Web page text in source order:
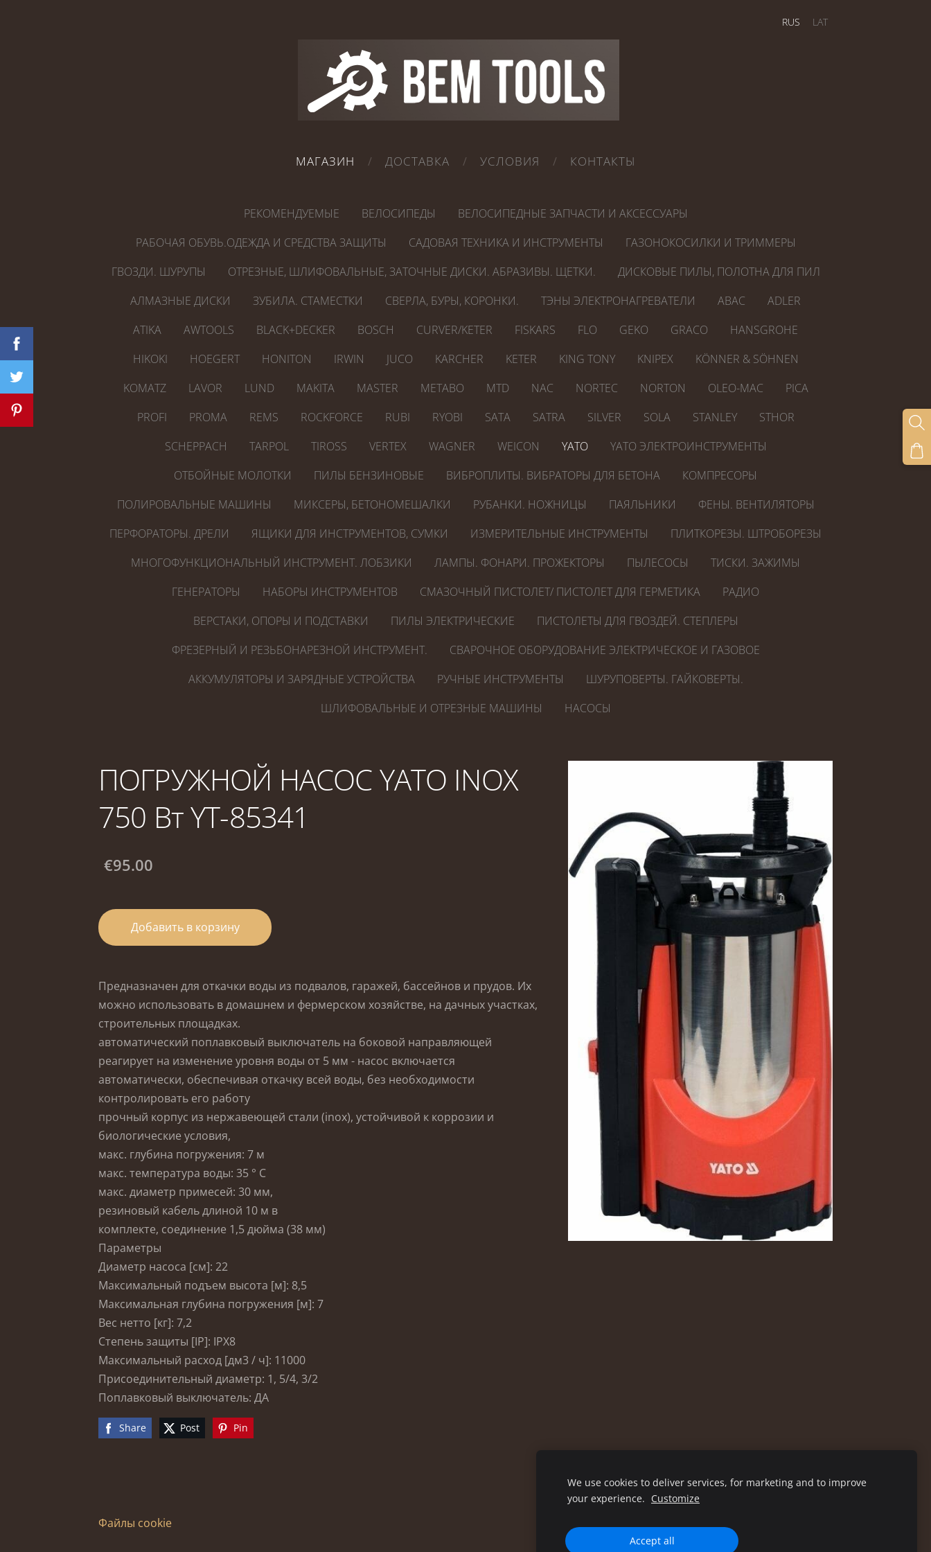
МАГАЗИН ДОСТАВКА УСЛОВИЯ КОНТАКТЫ
RUS LAT
РЕКОМЕНДУЕМЫЕ ВЕЛОСИПЕДЫ
ВЕЛОСИПЕДНЫЕ ЗАПЧАСТИ И АКСЕССУАРЫ
РАБОЧАЯ ОБУВЬ.ОДЕЖДА И СРЕДСТВА ЗАЩИТЫ
САДОВАЯ ТЕХНИКА И ИНСТРУМЕНТЫ
ГАЗОНОКОСИЛКИ И ТРИММЕРЫ
ГВОЗДИ. ШУРУПЫ
ОТРЕЗНЫЕ, ШЛИФОВАЛЬНЫЕ, ЗАТОЧНЫЕ ДИСКИ. АБРАЗИВЫ. ЩЕТКИ.
ДИСКОВЫЕ ПИЛЫ, ПОЛОТНА ДЛЯ ПИЛ
АЛМАЗНЫЕ ДИСКИ
ЗУБИЛА. СТАМЕСТКИ СВЕРЛА, БУРЫ, КОРОНКИ. ТЭНЫ ЭЛЕКТРОНАГРЕВАТЕЛИ ABAC
ADLER
ATIKA
AWTOOLS BLACK+DECKER BOSCH CURVER/KETER FISKARS FLO GEKO GRACO
HANSGROHE
HIKOKI
HOEGERT HONITON IRWIN JUCO KARCHER KETER KING TONY KNIPEX
KÖNNER & SÖHNEN
KOMATZ
LAVOR LUND MAKITA MASTER METABO MTD NAC NORTEC NORTON OLEO-MAC
PICA
PROFI
PROMA REMS ROCKFORCE RUBI RYOBI SATA SATRA SILVER SOLA STANLEY
STHOR
SCHEPPACH
TARPOL TIROSS VERTEX WAGNER WEICON YATO
YATO ЭЛЕКТРОИНСТРУМЕНТЫ
ОТБОЙНЫЕ МОЛОТКИ
ПИЛЫ БЕНЗИНОВЫЕ ВИБРОПЛИТЫ. ВИБРАТОРЫ ДЛЯ БЕТОНА
КОМПРЕСОРЫ
ПОЛИРОВАЛЬНЫЕ МАШИНЫ
МИКСЕРЫ, БЕТОНОМЕШАЛКИ РУБАНКИ. НОЖНИЦЫ ПАЯЛЬНИКИ
ФЕНЫ. ВЕНТИЛЯТОРЫ
ПЕРФОРАТОРЫ. ДРЕЛИ
ЯЩИКИ ДЛЯ ИНСТРУМЕНТОВ, СУМКИ ИЗМЕРИТЕЛЬНЫЕ ИНСТРУМЕНТЫ
ПЛИТКОРЕЗЫ. ШТРОБОРЕЗЫ
МНОГОФУНКЦИОНАЛЬНЫЙ ИНСТРУМЕНТ. ЛОБЗИКИ
ЛАМПЫ. ФОНАРИ. ПРОЖЕКТОРЫ ПЫЛЕСОСЫ
ТИСКИ. ЗАЖИМЫ
ГЕНЕРАТОРЫ
НАБОРЫ ИНСТРУМЕНТОВ СМАЗОЧНЫЙ ПИСТОЛЕТ/ ПИСТОЛЕТ ДЛЯ ГЕРМЕТИКА
РАДИО
ВЕРСТАКИ, ОПОРЫ И ПОДСТАВКИ
ПИЛЫ ЭЛЕКТРИЧЕСКИЕ
ПИСТОЛЕТЫ ДЛЯ ГВОЗДЕЙ. СТЕПЛЕРЫ
ФРЕЗЕРНЫЙ И РЕЗЬБОНАРЕЗНОЙ ИНСТРУМЕНТ.
СВАРОЧНОЕ ОБОРУДОВАНИЕ ЭЛЕКТРИЧЕСКОЕ И ГАЗОВОЕ
АККУМУЛЯТОРЫ И ЗАРЯДНЫЕ УСТРОЙСТВА
РУЧНЫЕ ИНСТРУМЕНТЫ
ШУРУПОВЕРТЫ. ГАЙКОВЕРТЫ.
ШЛИФОВАЛЬНЫЕ И ОТРЕЗНЫЕ МАШИНЫ
НАСОСЫ
ПОГРУЖНОЙ НАСОС YATO INOX
750 Вт YT-85341
€95.00
Добавить в корзину
Предназначен для откачки воды из подвалов, гаражей, бассейнов и прудов. Их
можно использовать в домашнем и фермерском хозяйстве, на дачных участках,
строительных площадках.
автоматический поплавковый выключатель на боковой направляющей
реагирует на изменение уровня воды от 5 мм - насос включается
автоматически, обеспечивая откачку всей воды, без необходимости
контролировать его работу
прочный корпус из нержавеющей стали (inox), устойчивой к коррозии и
биологические условия,
макс. глубина погружения: 7 м
макс. температура воды: 35 ° C
макс. диаметр примесей: 30 мм,
резиновый кабельдлиной 10 м в
комплекте, соединение 1,5дюйма (38 мм)
Параметры
Диаметр насоса [см]: 22
Максимальный подъем высота [м]: 8,5
Максимальная глубина погружения [м]: 7
Вес нетто [кг]: 7,2
Степень защиты [IP]: IPX8
Максимальный расход [дм3 / ч]: 11000
Присоединительный диаметр: 1, 5/4, 3/2
Поплавковый выключатель: ДА
Share Post Pin
Файлы cookie
We use cookies to deliver services, for marketing and to improve
your experience. Customize
Accept all